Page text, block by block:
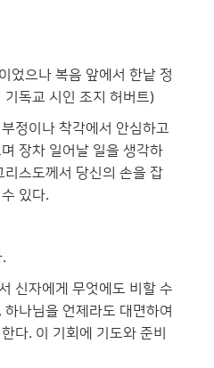
었으나 복음 앞에서 한낱 정
독교 시인 조지 허버트)
정이나 착각에서 안심하고
장차 일어날 일을 생각하
스도께서 당신의 손을 잡
있다.
신자에게 무엇에도 비할 수
나님을 언제라도 대면하여
다. 이 기회에 기도와 준비